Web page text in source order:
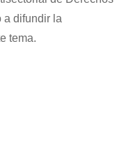
a difundir la
tema.